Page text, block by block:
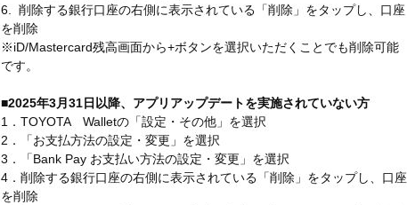
6. 削除する銀行口座の右側に表示されている「削除」をタップし、口座
を削除
※iD/Mastercard残高画面から+ボタンを選択いただくことでも削除可能
です。
■2025年3月31日以降、アプリアップデートを実施されていない方
1．TOYOTA Walletの「設定・その他」を選択
2．「お支払方法の設定・変更」を選択
3．「Bank Pay お支払い方法の設定・変更」を選択
4．削除する銀行口座の右側に表示されている「削除」をタップし、口座
を削除